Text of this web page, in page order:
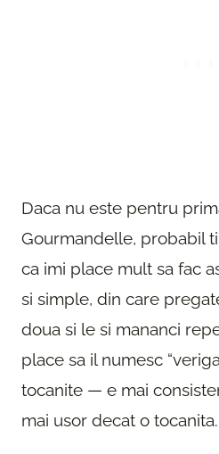
Daca nu este pentru
Gourmandelle, probabil
ca imi place mult sa fac
si simple, din care
doua si le si mananci
place sa il numesc
tocanite — e mai
mai usor decat o tocanita.